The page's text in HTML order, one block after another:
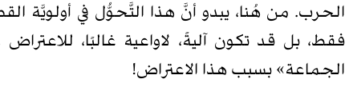
الحرب. من هُنا، يبدو أنَّ هذا التَّحوُّل في أولويَّة
فقط، بل قد تكون آليةً، لاواعية غالبًا،
الجماعة» بسبب هذا الاعتراض!